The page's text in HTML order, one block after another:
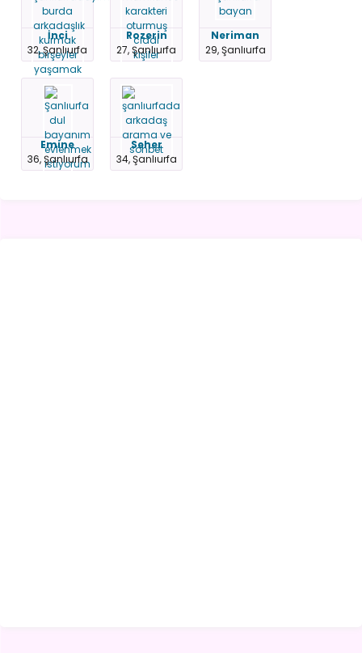
İnci
32, Şanlıurfa
Rozerin
27, Şanlıurfa
Neriman
29, Şanlıurfa
Emine
36, Şanlıurfa
Seher
34, Şanlıurfa